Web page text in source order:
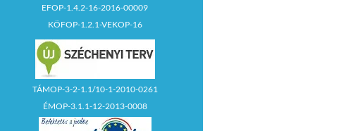
EFOP-1.4.2-16-2016-00009
KÖFOP-1.2.1-VEKOP-16
TÁMOP-3-2-1.1/10-1-2010-0261
ÉMOP-3.1.1-12-2013-0008